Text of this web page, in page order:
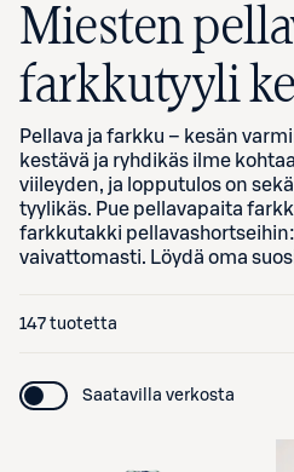
Miesten
farkkutyyli
Pellava ja farkku – kesän
kestävä ja ryhdikäs ilme
viileyden, ja lopputulos on
tyylikäs. Pue pellavapaita
farkkutakki
vaivattomasti. Löydä oma
147 tuotetta
Saatavilla verkosta